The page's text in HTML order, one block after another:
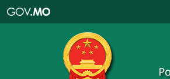
特
政
区
政